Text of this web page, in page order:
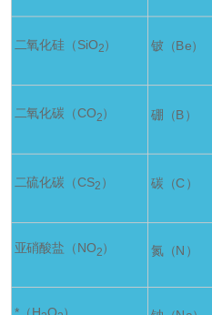
二氧化硅（SiO2） 铍（Be）
二氧化碳（CO2） 硼（B）
二硫化碳（CS2 ） 碳（C）
亚硝酸盐（NO2） 氮（N）